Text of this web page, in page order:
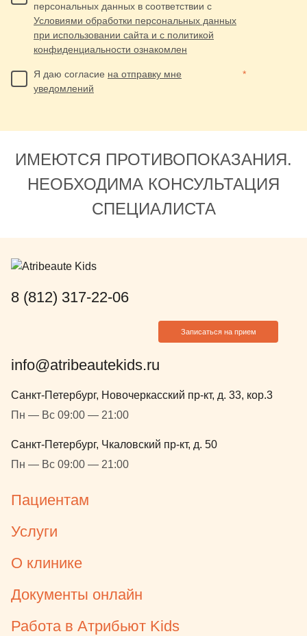
персональных данных в соответствии с
Условиями обработки персональных данных
при использовании сайта и с политикой
конфиденциальности ознакомлен
Я даю согласие на отправку мне
уведомлений
*
ИМЕЮТСЯ ПРОТИВОПОКАЗАНИЯ.
НЕОБХОДИМА КОНСУЛЬТАЦИЯ
СПЕЦИАЛИСТА
8 (812) 317-22-06
Записаться на прием
info@atribeautekids.ru
Санкт-Петербург, Новочеркасский пр-кт, д. 33, кор.3
Пн — Вс 09:00 — 21:00
Санкт-Петербург, Чкаловский пр-кт, д. 50
Пн — Вс 09:00 — 21:00
Пациентам
Услуги
О клинике
Документы онлайн
Работа в Атрибьют Kids